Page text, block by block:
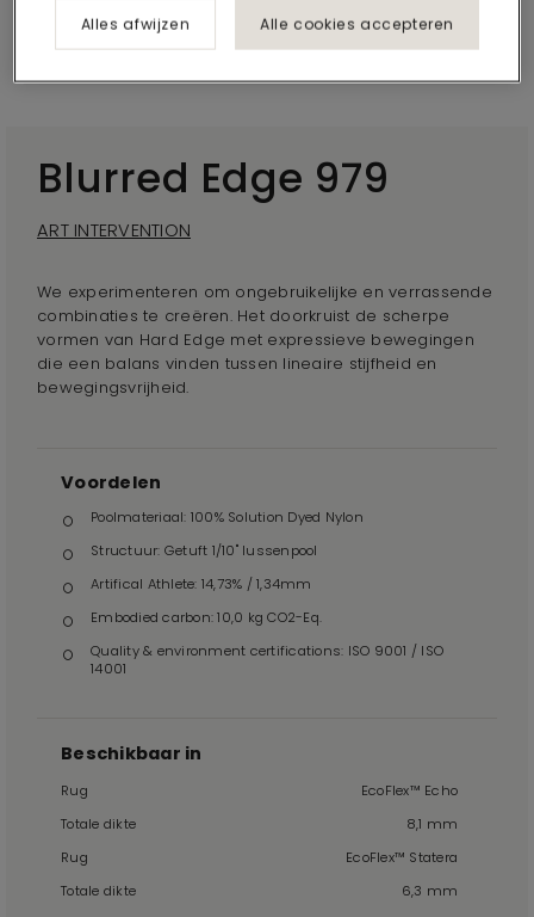
Blurred Edge 979
ART INTERVENTION
We experimenteren om ongebruikelijke en verrassende
combinaties te creëren. Het doorkruist de scherpe
vormen van Hard Edge met expressieve bewegingen
die een balans vinden tussen lineaire stijfheid en
bewegingsvrijheid.
Voordelen
Poolmateriaal: 100% Solution Dyed Nylon
Structuur: Getuft 1/10" lussenpool
Artifical Athlete: 14,73% / 1,34mm
Embodied carbon: 10,0 kg CO2-Eq.
Quality & environment certifications: ISO 9001 / ISO
14001
Beschikbaar in
Rug
EcoFlex™ Echo
Totale dikte
8,1 mm
Rug
EcoFlex™ Statera
Totale dikte
6,3 mm
Alles afwijzen Alle cookies accepteren